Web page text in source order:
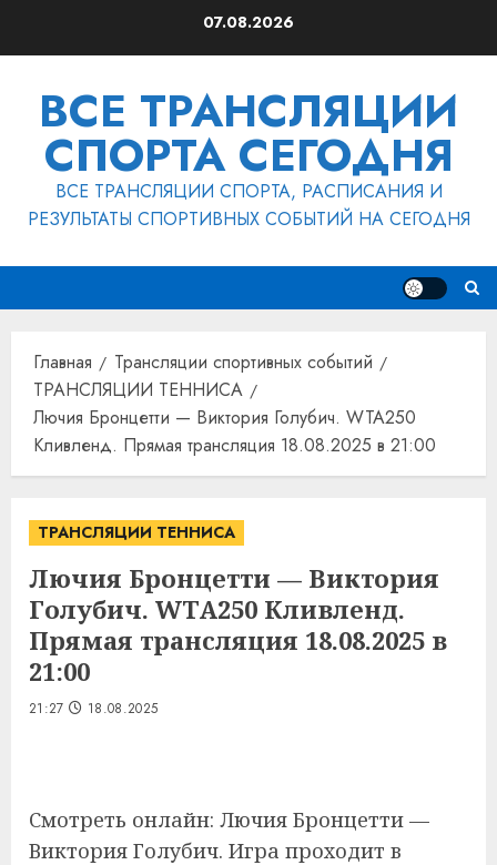
07.08.2026
ВСЕ ТРАНСЛЯЦИИ
СПОРТА СЕГОДНЯ
ВСЕ ТРАНСЛЯЦИИ СПОРТА, РАСПИСАНИЯ И
РЕЗУЛЬТАТЫ СПОРТИВНЫХ СОБЫТИЙ НА СЕГОДНЯ
Главная
Трансляции спортивных событий
ТРАНСЛЯЦИИ ТЕННИСА
Лючия Бронцетти — Виктория Голубич. WTA250
Кливленд. Прямая трансляция 18.08.2025 в 21:00
ТРАНСЛЯЦИИ ТЕННИСА
Лючия Бронцетти — Виктория
Голубич. WTA250 Кливленд.
Прямая трансляция 18.08.2025 в
21:00
21:27 18.08.2025
Смотреть онлайн: Лючия Бронцетти —
Виктория Голубич. Игра проходит в